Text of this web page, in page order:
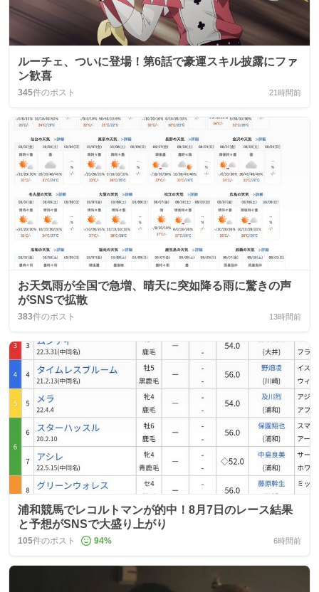
ルーチェ、ついに登場！第6話で豪運スキル披露にファ
ン歓喜
345件のポスト 21時間前
お天気雨が全国で急増、晴天に突如降る雨に驚きの声
がSNSで拡散
383件のポスト 13時間前
浦和競馬でレコルトマンが的中！8月7日のレース結果
と予想がSNSで大盛り上がり
105件のポスト 94% 6時間前